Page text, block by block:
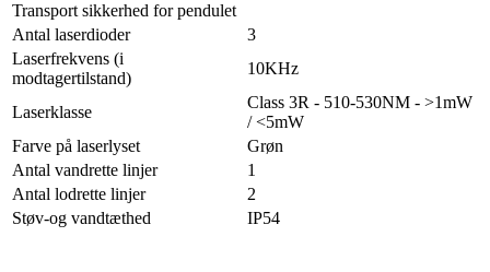
Transport sikkerhed for pendulet
Antal laserdioder
3
Laserfrekvens (i
modtagertilstand)
10KHz
Laserklasse
Class 3R - 510-530NM - >1mW
/ <5mW
Farve på laserlyset
Grøn
Antal vandrette linjer
1
Antal lodrette linjer
2
Støv-og vandtæthed
IP54